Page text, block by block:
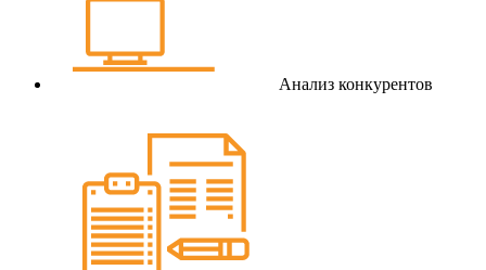
Анализ конкурентов